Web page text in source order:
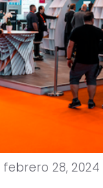
febrero 28, 2024